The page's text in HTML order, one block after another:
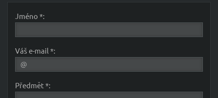
Jméno *:
Váš e-mail *:
Předmět *: